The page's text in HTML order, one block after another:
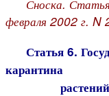
Сноска.
февраля 2002 г. N
Статья 6.
карантина
растений